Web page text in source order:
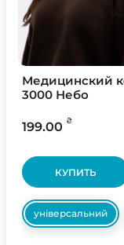
Медицинский
3000 Небо
199.00 ₴
КУПИТЬ
універсальний